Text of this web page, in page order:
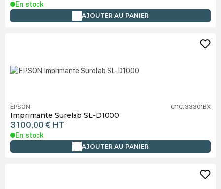
En stock
AJOUTER AU PANIER
EPSON C11CJ33301BX
Imprimante Surelab SL-D1000
3 100,00 € HT
En stock
AJOUTER AU PANIER